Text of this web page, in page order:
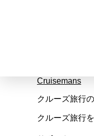
Cruisemans
クルーズ旅行
クルーズ旅行